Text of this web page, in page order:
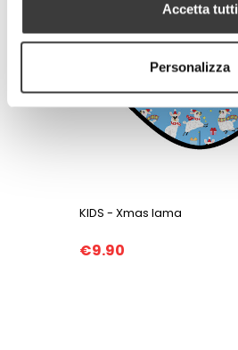
Accetta tutti
Personalizza
KIDS - Xmas lama
€9.90